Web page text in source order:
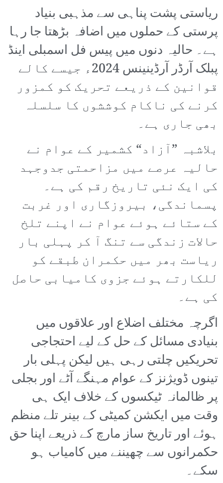
ریاستی پشت پناہی سے مذہبی بنیاد
پرستی کے حملوں میں اضافہ بڑھتا جا رہا
ہے۔ حالیہ دنوں میں پیس فل اسمبلی اینڈ
پبلک آرڈر آرڈینینس 2024ء جیسے کالے
قوانین کے ذریعے تحریک کو کمزور
کرنے کی ناکام کوششوں کا سلسلہ
بھی جاری ہے۔
بلاشبہ ”آزاد“ کشمیر کے عوام نے
حالیہ عرصے میں مزاحمتی جدوجہد
کی ایک نئی تاریخ رقم کی ہے۔
پسماندگی، بیروزگاری اور غربت
کے ستائے ہوئے عوام نے اپنے تلخ
حالات زندگی سے تنگ آ کر پہلی بار
ریاست بھر میں حکمران طبقے کو
للکارتے ہوئے جزوی کامیابی حاصل
کی ہے۔
اگرچہ مختلف اضلاع اور علاقوں میں
بنیادی مسائل کے حل کے لیے احتجاجی
تحریکیں چلتی رہی ہیں لیکن پہلی بار
تینوں ڈویژنز کے عوام مہنگے آٹے اور بجلی
پر ظالمانہ ٹیکسوں کے خلاف ایک ہی
وقت میں ایکشن کمیٹی کے بینر تلے منظم
ہوئے اور تاریخ ساز مارچ کے ذریعے اپنا حق
حکمرانوں سے چھیننے میں کامیاب ہو
سکے۔